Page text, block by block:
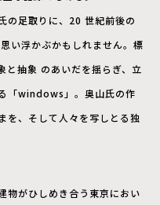
の足取りに、20 世紀前後の
い浮かぶかもしれません。標
と抽象 のあいだを揺らぎ、立
「windows」。奥山氏の作
を、そして人々を写しとる独
物がひしめき合う東京におい